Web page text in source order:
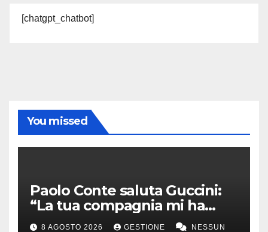
[chatgpt_chatbot]
You missed
Paolo Conte saluta Guccini:
“La tua compagnia mi ha
sempre divertito”
8 AGOSTO 2026 GESTIONE NESSUN